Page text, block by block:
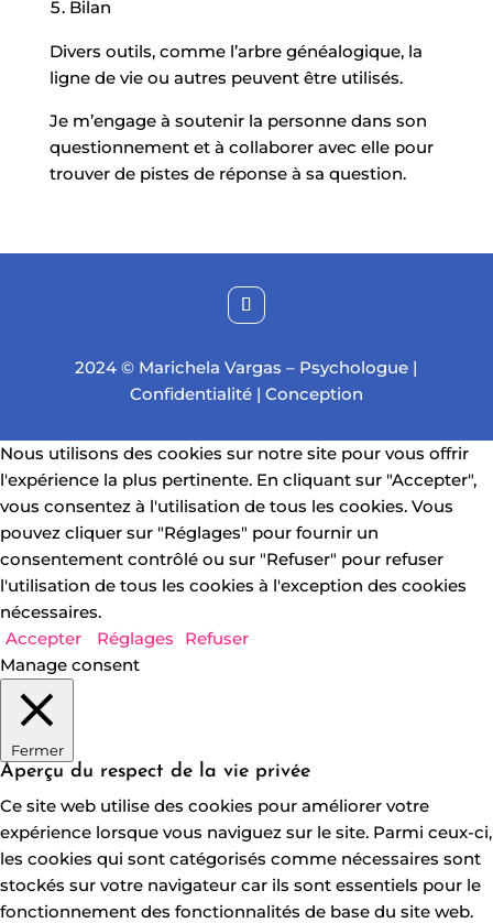
Bilan
Divers outils, comme l’arbre généalogique, la
ligne de vie ou autres peuvent être utilisés.
Je m’engage à soutenir la personne dans son
questionnement et à collaborer avec elle pour
trouver de pistes de réponse à sa question.
2024 © Marichela Vargas – Psychologue |
Confidentialité| Conception
Nous utilisons des cookies sur notre site pour vous offrir
l'expérience la plus pertinente. En cliquant sur "Accepter",
vous consentez à l'utilisation de tous les cookies. Vous
pouvez cliquer sur "Réglages" pour fournir un
consentement contrôlé ou sur "Refuser" pour refuser
l'utilisation de tous les cookies à l'exception des cookies
nécessaires.
Accepter
Réglages
Refuser
Manage consent
Fermer
Aperçu du respect de la vie privée
Ce site web utilise des cookies pour améliorer votre
expérience lorsque vous naviguez sur le site. Parmi ceux-ci,
les cookies qui sont catégorisés comme nécessaires sont
stockés sur votre navigateur car ils sont essentiels pour le
fonctionnement des fonctionnalités de base du site web.